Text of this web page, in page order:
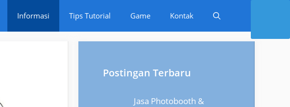
Informasi Tips Tutorial Game Kontak
Postingan Terbaru
Jasa Photobooth &